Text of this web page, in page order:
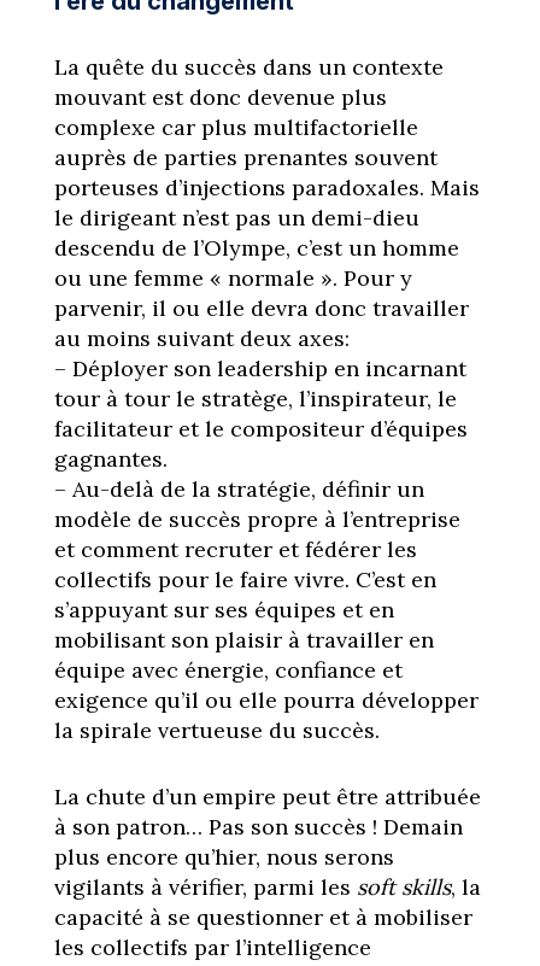
La quête du succès dans un contexte
mouvant est donc devenue plus
complexe car plus multifactorielle
auprès de parties prenantes souvent
porteuses d’injections paradoxales. Mais
le dirigeant n’est pas un demi-dieu
descendu de l’Olympe, c’est un homme
ou une femme « normale ». Pour y
parvenir, il ou elle devra donc travailler
au moins suivant deux axes:
– Déployer son leadership en incarnant
tour à tour le stratège, l’inspirateur, le
facilitateur et le compositeur d’équipes
gagnantes.
– Au-delà de la stratégie, définir un
modèle de succès propre à l’entreprise
et comment recruter et fédérer les
collectifs pour le faire vivre. C’est en
s’appuyant sur ses équipes et en
mobilisant son plaisir à travailler en
équipe avec énergie, confiance et
exigence qu’il ou elle pourra développer
la spirale vertueuse du succès.
La chute d’un empire peut être attribuée
à son patron… Pas son succès ! Demain
plus encore qu’hier, nous serons
vigilants à vérifier, parmi les soft skills, la
capacité à se questionner et à mobiliser
les collectifs par l’intelligence